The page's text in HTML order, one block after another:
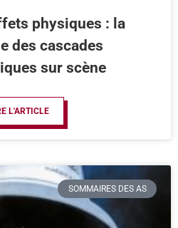
physiques : la
des cascades
sur scène
L'ARTICLE
SOMMAIRES DES AS